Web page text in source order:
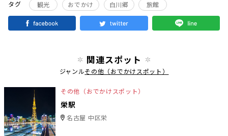
タグ
観光 おでかけ 白川郷 旅館
関連スポット
ジャンルその他（おでかけスポット）
その他（おでかけスポット）
栄駅
名古屋 中区栄